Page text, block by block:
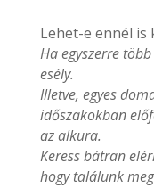
Lehet-e ennél is
Ha egyszerre
esély.
Illetve, egyes
időszakokban
az alkura.
Keress bátran
hogy találunk